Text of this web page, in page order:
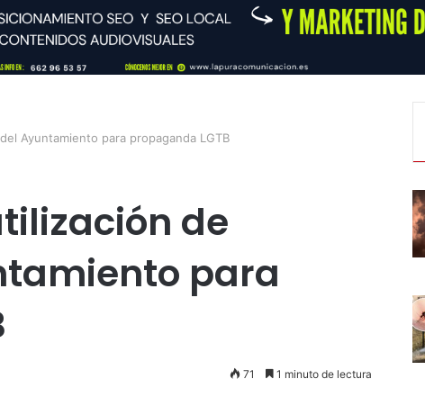
Ayuntamiento para propaganda LGTB
de
para
71 1 minuto de lectura